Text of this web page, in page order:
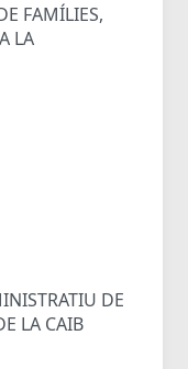
FAMÍLIES,
LA
DE
LA CAIB